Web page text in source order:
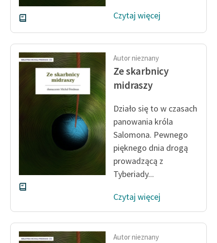
Polityka prywatności
Regulamin biblioteki
Dane fundacji i
sprawozdania finansowe
Regulamin darowizn
Informacja o treściach
Deklaracja dostępności
Czytaj więcej
Autor nieznany
Ze skarbnicy
midraszy
Działo się to w czasach
panowania króla
Salomona. Pewnego
pięknego dnia drogą
prowadzącą z
Tyberiady...
Czytaj więcej
Autor nieznany